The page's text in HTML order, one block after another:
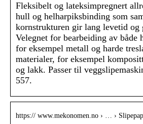
Fleksibelt og lateksimpregnert
hull og helharpiksbinding som
kornstrukturen gir lang levetid og
Velegnet for bearbeiding av både
for eksempel metall og harde
materialer, for eksempel
og lakk. Passer til
557.
https:// www.mekonomen.no › … ›